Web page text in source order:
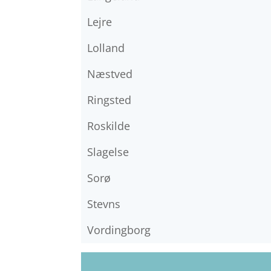
Lejre
Lolland
Næstved
Ringsted
Roskilde
Slagelse
Sorø
Stevns
Vordingborg